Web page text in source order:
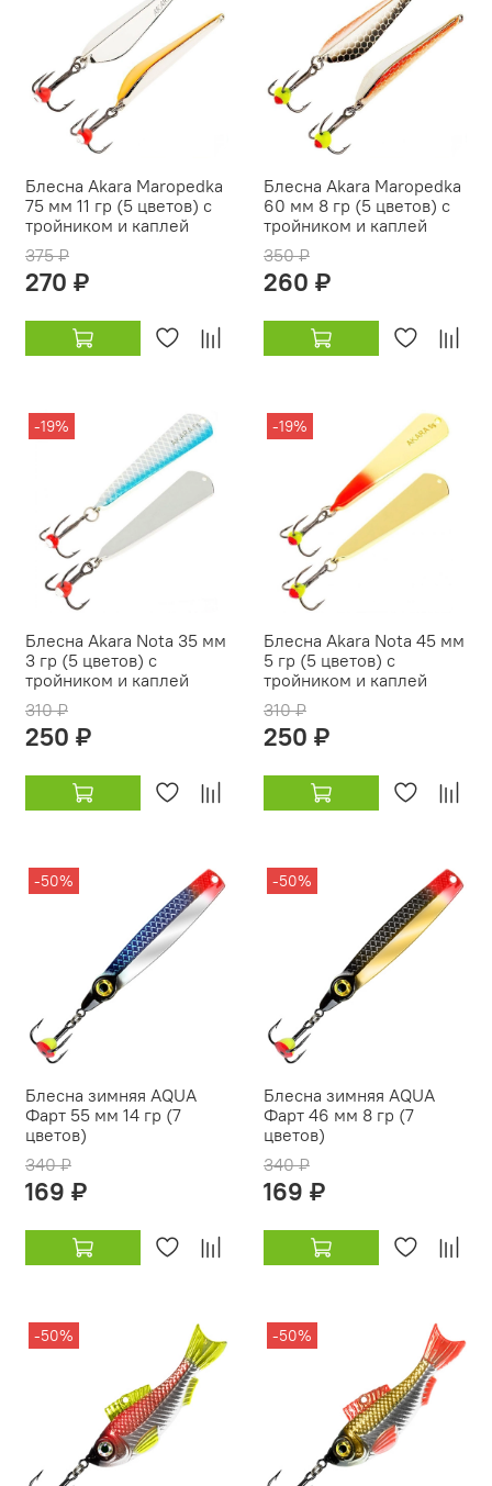
Блесна Akara Maropedka
75 мм 11 гр (5 цветов) с
тройником и каплей
375 ₽
270 ₽
Блесна Akara Maropedka
60 мм 8 гр (5 цветов) с
тройником и каплей
350 ₽
260 ₽
-19%
Блесна Akara Nota 35 мм
3 гр (5 цветов) с
тройником и каплей
310 ₽
250 ₽
-19%
Блесна Akara Nota 45 мм
5 гр (5 цветов) с
тройником и каплей
310 ₽
250 ₽
-50%
Блесна зимняя AQUA
Фарт 55 мм 14 гр (7
цветов)
340 ₽
169 ₽
-50%
Блесна зимняя AQUA
Фарт 46 мм 8 гр (7
цветов)
340 ₽
169 ₽
-50% -50%